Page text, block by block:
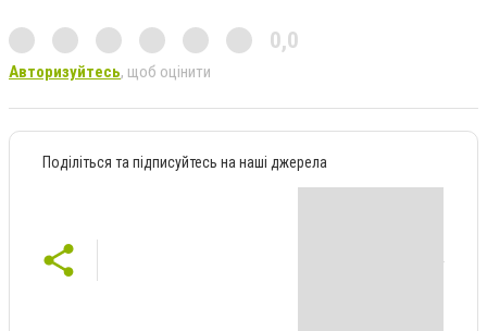
0,0
Авторизуйтесь, щоб оцінити
Поділіться та підписуйтесь на наші джерела